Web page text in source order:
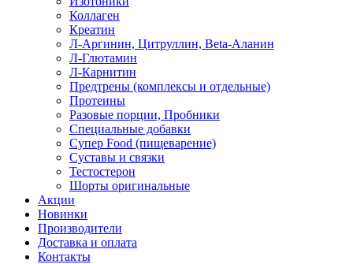
Коллаген
Креатин
Л-Аргинин, Цитруллин, Beta-Аланин
Л-Глютамин
Л-Карнитин
Предтрены (комплексы и отдельные)
Протеины
Разовые порции, Пробники
Специальные добавки
Супер Food (пищеварение)
Суставы и связки
Тестостерон
Шорты оригинальные
Акции
Новинки
Производители
Доставка и оплата
Контакты